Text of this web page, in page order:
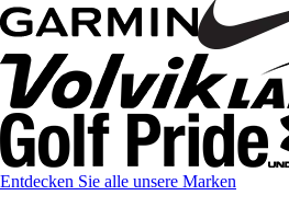
Entdecken Sie alle unsere Marken